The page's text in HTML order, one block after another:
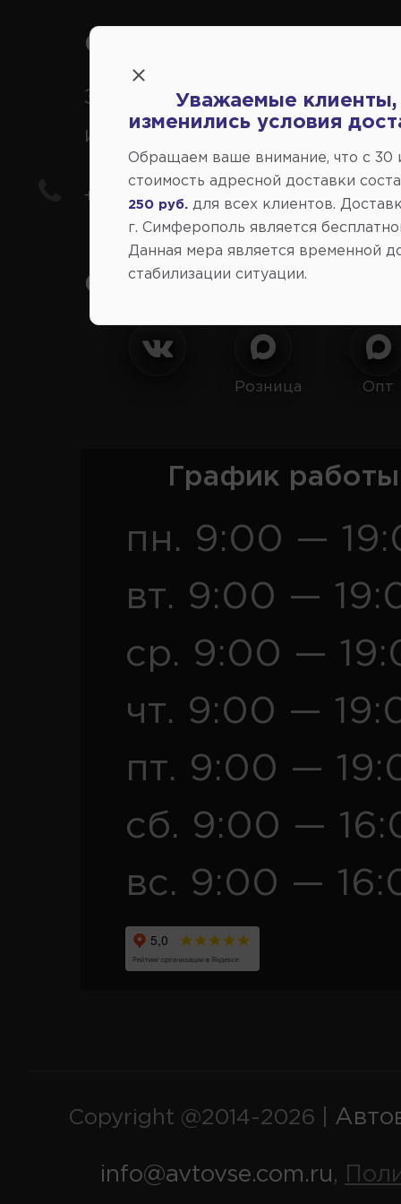
Справочный центр:
Заказ шин, дисков,
иномарки
+7(978) 206-206-8
Социальные сети:
Розница Опт
График
пн. 9:00 —
вт. 9:00 —
ср. 9:00 —
чт. 9:00 —
пт. 9:00 —
сб. 9:00 —
вс. 9:00 —
Copyright @2014-2026 |
info@avtovse.com.ru,
Уважаемые клиенты,
изменились условия
Обращаем ваше внимание, что c 30
стоимость адресной доставки
250 руб.
для всех клиентов.
г. Симферополь является
Данная мера является временной
стабилизации ситуации.